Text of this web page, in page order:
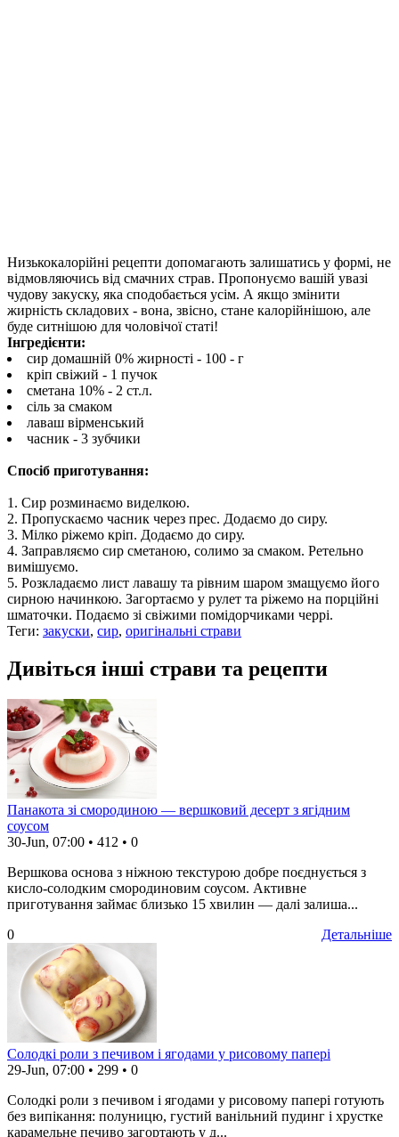
Низькокалорійні рецепти допомагають залишатись у формі, не
відмовляючись від смачних страв. Пропонуємо вашій увазі
чудову закуску, яка сподобається усім. А якщо змінити
жирність складових - вона, звісно, стане калорійнішою, але
буде ситнішою для чоловічої статі!
Інгредієнти:
сир домашній 0% жирності - 100 - г
кріп свіжий - 1 пучок
сметана 10% - 2 ст.л.
сіль за смаком
лаваш вірменський
часник - 3 зубчики
Спосіб приготування:
1. Сир розминаємо виделкою.
2. Пропускаємо часник через прес. Додаємо до сиру.
3. Мілко ріжемо кріп. Додаємо до сиру.
4. Заправляємо сир сметаною, солимо за смаком. Ретельно
вимішуємо.
5. Розкладаємо лист лавашу та рівним шаром змащуємо його
сирною начинкою. Загортаємо у рулет та ріжемо на порційні
шматочки. Подаємо зі свіжими помідорчиками черрі.
Теги: закуски, сир, оригінальні страви
Дивіться інші страви та рецепти
Панакота зі смородиною — вершковий десерт з ягідним
соусом
30-Jun, 07:00 • 412 • 0
Вершкова основа з ніжною текстурою добре поєднується з
кисло-солодким смородиновим соусом. Активне
приготування займає близько 15 хвилин — далі залиша...
Детальніше
0
Солодкі роли з печивом і ягодами у рисовому папері
29-Jun, 07:00 • 299 • 0
Солодкі роли з печивом і ягодами у рисовому папері готують
без випікання: полуницю, густий ванільний пудинг і хрустке
карамельне печиво загортають у д...